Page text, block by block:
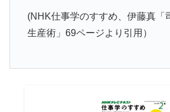
(NHK仕事学のすすめ、伊藤真「
生産術」69ページより引用）